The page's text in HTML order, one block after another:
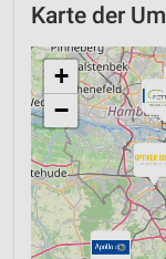
Karte der
+
−